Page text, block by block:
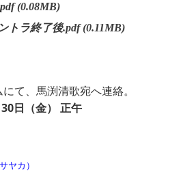
(0.08MB)
トラ終了後.pdf(0.11MB)
て、馬渕清歌宛へ連絡。
日（金） 正午
ヤカ）